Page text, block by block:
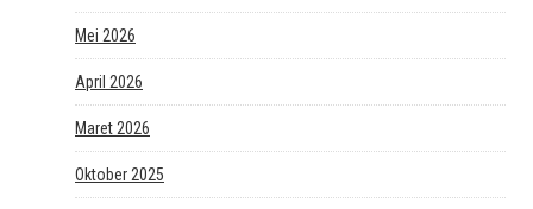
Mei 2026
April 2026
Maret 2026
Oktober 2025